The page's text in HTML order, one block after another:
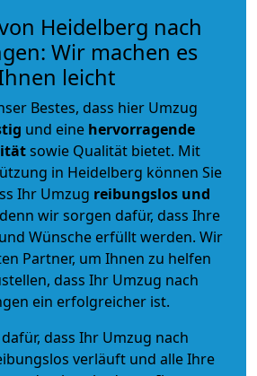
Heidelberg nach
Wir machen es
leicht
Bestes, dass hier Umzug
und eine hervorragende
sowie Qualität bietet. Mit
in Heidelberg können Sie
Ihr Umzug reibungslos und
wir sorgen dafür, dass Ihre
Wünsche erfüllt werden. Wir
Partner, um Ihnen zu helfen
dass Ihr Umzug nach
ein erfolgreicher ist.
dass Ihr Umzug nach
verläuft und alle Ihre